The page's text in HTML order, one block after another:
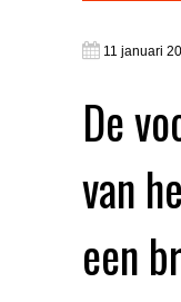
11 januari
De
van
een